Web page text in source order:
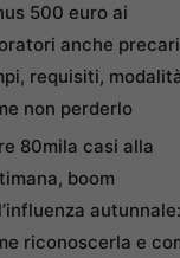
500 euro ai
anche
requisiti,
non perderlo
80mila casi alla
boom
autunnale:
riconoscerla e